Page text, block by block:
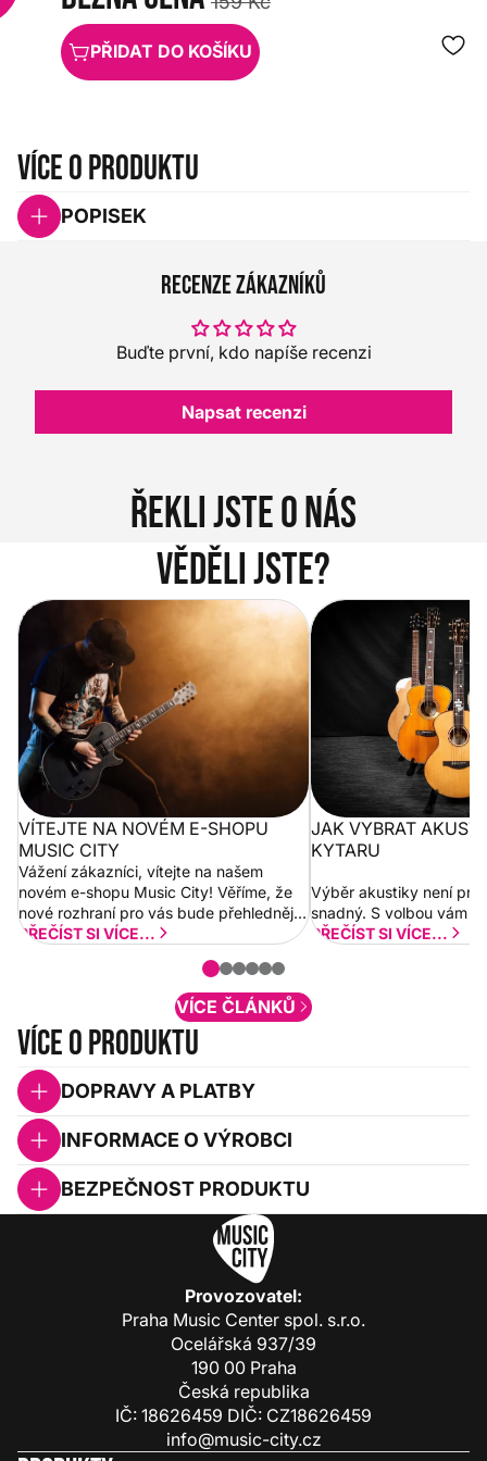
PŘIDAT DO KOŠÍKU
Více o produktu
POPISEK
Recenze zákazníků
Buďte první, kdo napíše recenzi
Napsat recenzi
Řekli jste o nás
Věděli jste?
Vítejte na novém e-shopu Music
City
VÍTEJTE NA NOVÉM E-SHOPU
MUSIC CITY
Vážení zákazníci, vítejte na našem
novém e-shopu Music City! Věříme, že
nové rozhraní pro vás bude přehlednější
a rychlejší. Postupně budeme přidávat
PŘEČÍST SI VÍCE...
Jak vybrat
JAK VYBRAT
KYTARU
Výběr akustiky není pro
snadný. S volbou vám
PŘEČÍST SI VÍCE...
VÍCE ČLÁNKŮ
Více o produktu
DOPRAVY A PLATBY
INFORMACE O VÝROBCI
BEZPEČNOST PRODUKTU
Provozovatel:
Praha Music Center spol. s.r.o.
Ocelářská 937/39
190 00 Praha
Česká republika
IČ: 18626459 DIČ: CZ18626459
info@music-city.cz